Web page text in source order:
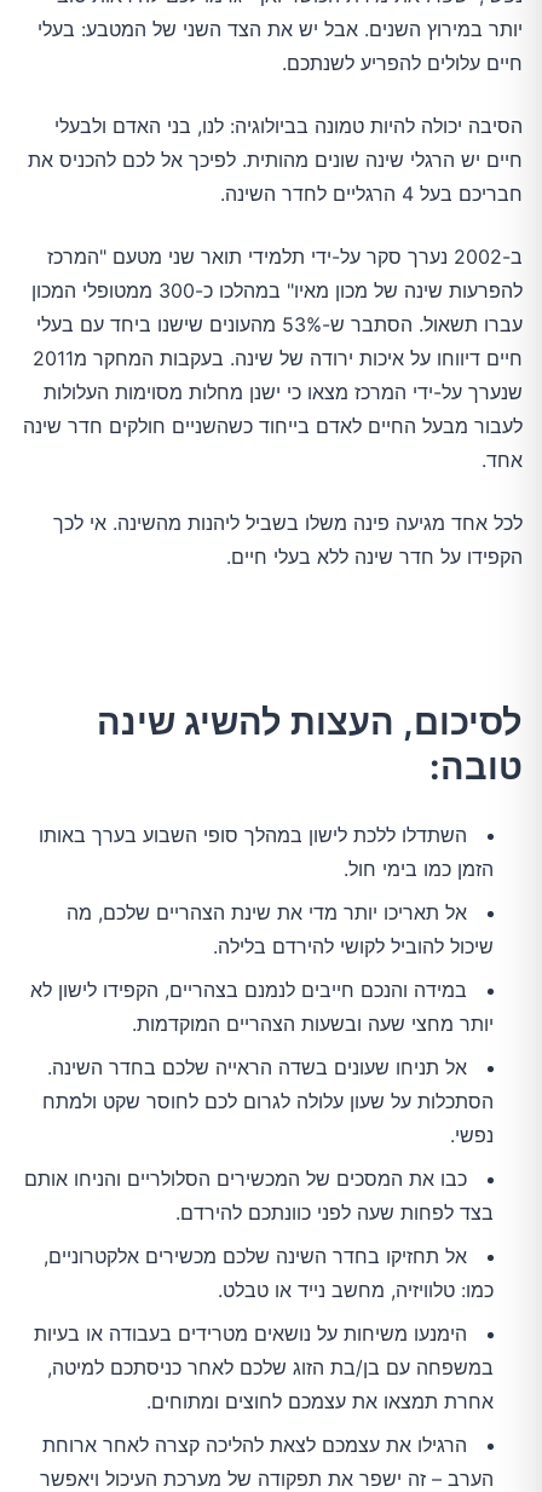
יותר במירוץ השנים. אבל יש את הצד השני של המטבע: בעלי
חיים עלולים להפריע לשנתכם.
הסיבה יכולה להיות טמונה בביולוגיה: לנו, בני האדם ולבעלי
חיים יש הרגלי שינה שונים מהותית. לפיכך אל לכם להכניס את
חבריכם בעל 4 הרגליים לחדר השינה.
ב-2002 נערך סקר על-ידי תלמידי תואר שני מטעם "המרכז
להפרעות שינה של מכון מאיו" במהלכו כ-300 ממטופלי המכון
עברו תשאול. הסתבר ש-53% מהעונים שישנו ביחד עם בעלי
חיים דיווחו על איכות ירודה של שינה. בעקבות המחקר מ2011
שנערך על-ידי המרכז מצאו כי ישנן מחלות מסוימות העלולות
לעבור מבעל החיים לאדם בייחוד כשהשניים חולקים חדר שינה
אחד.
לכל אחד מגיעה פינה משלו בשביל ליהנות מהשינה. אי לכך
הקפידו על חדר שינה ללא בעלי חיים.
לסיכום, העצות להשיג שינה
טובה:
השתדלו ללכת לישון במהלך סופי השבוע בערך באותו
הזמן כמו בימי חול.
אל תאריכו יותר מדי את שינת הצהריים שלכם, מה
שיכול להוביל לקושי להירדם בלילה.
במידה והנכם חייבים לנמנם בצהריים, הקפידו לישון לא
יותר מחצי שעה ובשעות הצהריים המוקדמות.
אל תניחו שעונים בשדה הראייה שלכם בחדר השינה.
הסתכלות על שעון עלולה לגרום לכם לחוסר שקט ולמתח
נפשי.
כבו את המסכים של המכשירים הסלולריים והניחו אותם
בצד לפחות שעה לפני כוונתכם להירדם.
אל תחזיקו בחדר השינה שלכם מכשירים אלקטרוניים,
כמו: טלוויזיה, מחשב נייד או טבלט.
הימנעו משיחות על נושאים מטרידים בעבודה או בעיות
במשפחה עם בן/בת הזוג שלכם לאחר כניסתכם למיטה,
אחרת תמצאו את עצמכם לחוצים ומתוחים.
הרגילו את עצמכם לצאת להליכה קצרה לאחר ארוחת
הערב – זה ישפר את תפקודה של מערכת העיכול ויאפשר